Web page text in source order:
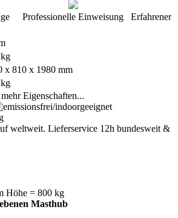
Professionelle Einweisung
Erfahrener
x 810 x 1980 mm
mehr Eigenschaften...
Höhe = 800 kg
Masthub